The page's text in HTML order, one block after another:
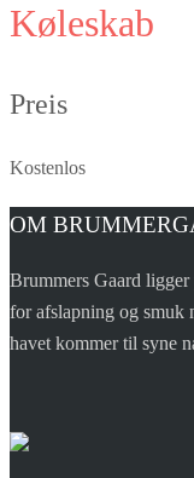
Køleskab
Preis
Kostenlos
OM
Brummers Gaard
for afslapning og smuk
havet kommer til syne